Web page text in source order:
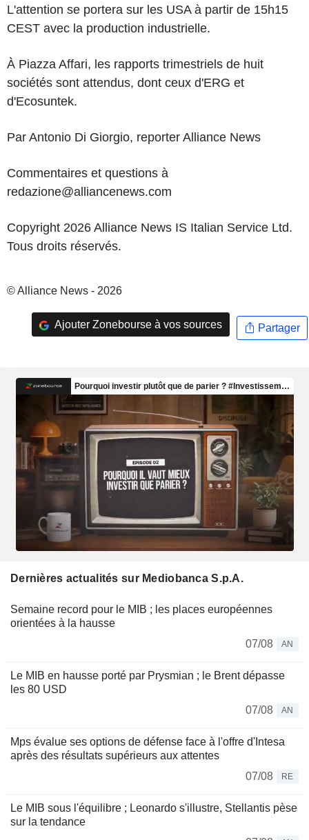
L'attention se portera sur les USA à partir de 15h15
CEST avec la production industrielle.
À Piazza Affari, les rapports trimestriels de huit
sociétés sont attendus, dont ceux d'ERG et
d'Ecosuntek.
Par Antonio Di Giorgio, reporter Alliance News
Commentaires et questions à
redazione@alliancenews.com
Copyright 2026 Alliance News IS Italian Service Ltd.
Tous droits réservés.
© Alliance News - 2026
Ajouter Zonebourse à vos sources Partager
Dernières actualités sur Mediobanca S.p.A.
Semaine record pour le MIB ; les places européennes
orientées à la hausse
07/08
AN
Le MIB en hausse porté par Prysmian ; le Brent dépasse
les 80 USD
07/08
AN
Mps évalue ses options de défense face à l'offre d'Intesa
après des résultats supérieurs aux attentes
07/08
RE
Le MIB sous l'équilibre ; Leonardo s'illustre, Stellantis pèse
sur la tendance